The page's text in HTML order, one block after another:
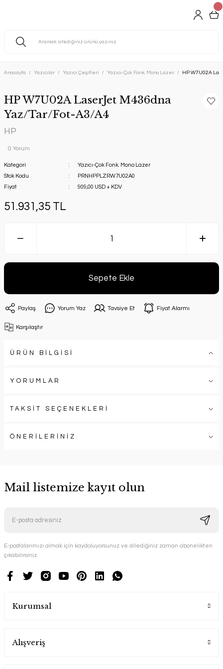
Anasayfa Yazıcılar Yazıcı Çeşitleri Yazıcı-Çok Fonk. Mono Lazer HP W7U02A
HP W7U02A LaserJet M436dna
Yaz/Tar/Fot-A3/A4
HP
0 Yorum
Kategori
Yazıcı-Çok Fonk. Mono Lazer
Stok Kodu
PRNHPPLZRW7U02A0
Fiyat
909,00 USD + KDV
51.931,35 TL
Sepete Ekle
Paylaş Yorum Yaz Tavsiye Et Fiyat Alarmı
Karşılaştır
ÜRÜN BİLGİSİ
YORUMLAR
TAKSİT SEÇENEKLERİ
ÖNERİLERİNİZ
Mail listemize kayıt olun
E-postalarımızı almak için kaydoluyorsunuz ve dilediğiniz zaman abonelikten
çıkabilirsiniz.
Kurumsal
Alışveriş